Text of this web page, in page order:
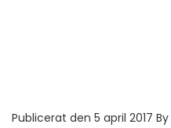
Publicerat den 5 april 2017 By